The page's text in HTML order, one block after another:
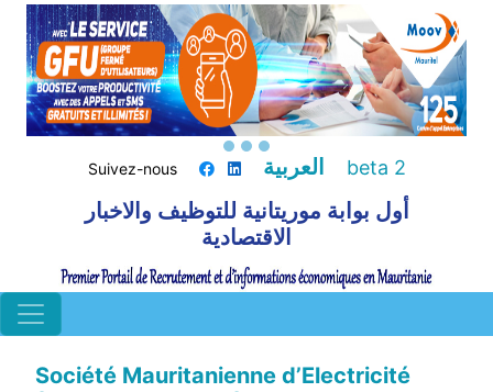
Suivez-nous العربية beta 2
أول بوابة موريتانية للتوظيف والاخبار
الاقتصادية
Société Mauritanienne d’Electricité